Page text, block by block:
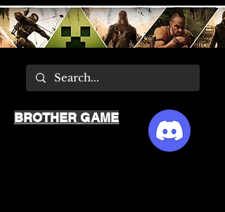
BROTHER GAME